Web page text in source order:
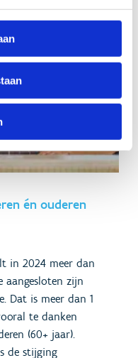
én ouderen
in 2024 meer dan
aangesloten zijn
Dat is meer dan 1
te danken
(60+ jaar).
de stijging